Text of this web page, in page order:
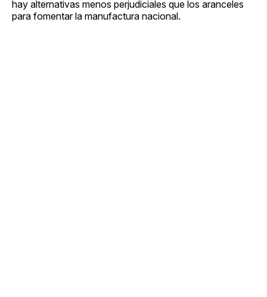
hay alternativas menos perjudiciales que los aranceles
para fomentar la manufactura nacional.